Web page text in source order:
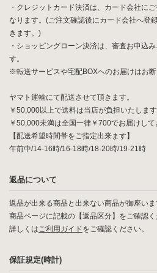
・クレジットカード決済は、カード会社に
なります。(ご注文確認後にカード会社へ登
きます。)
・ショッピングローン決済は、審査お申込
す。
※転送サービスや宅配BOXへのお届けはお断
ヤマト運輸にて配送させて頂きます。
￥50,000以上で送料は当店が負担いたします
￥50,000未満は全国一律￥700でお届けして
【配送希望時間帯をご指定出来ます】
午前中/14-16時/16-18時/18-20時/19-21時
返品について
返品が出来る商品と出来ない商品が御座いま
商品ページに記載の【返品区分】をご確認く
詳しくはご利用ガイドをご確認ください。
保証規定(時計)